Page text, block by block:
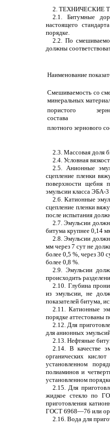
2. ТЕХНИЧЕСКИЕ
2.1. Битумные
настоящего
порядке.
2.2. По
должны
Наименование
Смешиваемость со
минеральных
пористого
состава
плотного зернового
2.3. Массовая доля
2.4. Условная
2.5. Анионные
сцепление пленки
поверхности щебня
эмульсии класса ЭБА-
2.6. Катионные
сцепление пленки
после испытания
2.7. Эмульсии
битума крупнее 0,14
2.8. Эмульсии
мм через 7 сут не
более 0,5 %, через 30
более 0,8 %.
2.9. Эмульсии
происходить
2.10. Глубина
из эмульсии, не
показателей битума,
2.11. Катионные
порядке аттестованы
2.12. Для
для анионных
2.13. Нефтяные
2.14. В качестве
органических
установленном
полиаминов и
установленном
2.15. Для
жидкое стекло по
приготовления
ГОСТ 6968—76 или
2.16. Вода для